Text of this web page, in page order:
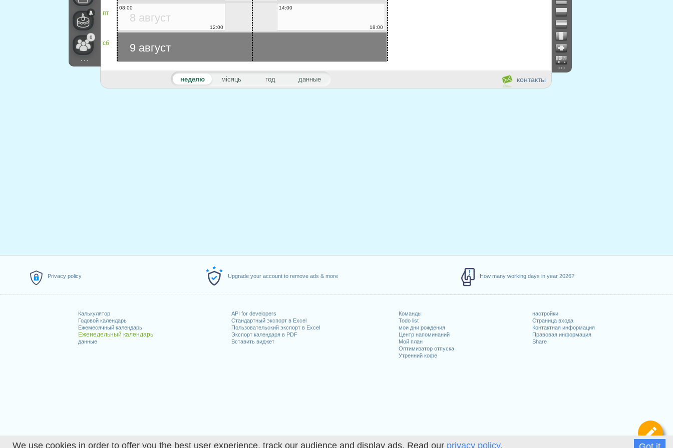
We use cookies in order to offer you the best user experience, track our audience and display ads. Read our privacy policy.
Privacy policy Upgrade your account to remove ads & more How many working days in year 2026?
Калькулятор
Годовой календарь
Ежемесячный календарь
Еженедельный календарь
данные
API for developers
Стандартный экспорт в Excel
Пользовательский экспорт в Excel
Экспорт календаря в PDF
Вставить виджет
Команды
Todo list
мои дни рождения
Центр напоминаний
Мой план
Оптимизатор отпуска
Утренний кофе
настройки
Страница входа
Контактная информация
Правовая информация
Share
0
...
...
контакты
неделю місяць год данные
пт
сб
8 август
08:00
12:00
14:00
18:00
9 август